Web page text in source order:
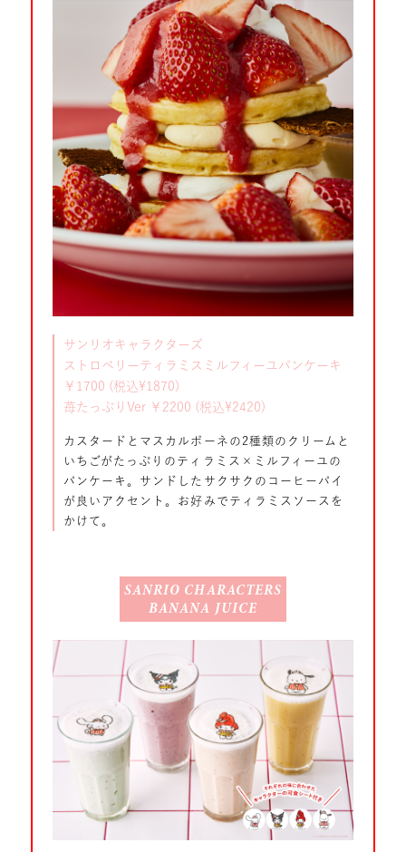
サンリオキャラクターズ
ストロベリーティラミスミルフィーユパンケーキ
￥1700 (税込¥1870)
苺たっぷりVer ￥2200 (税込¥2420)
カスタードとマスカルポーネの2種類のクリームと
いちごがたっぷりのティラミス×ミルフィーユの
パンケーキ。サンドしたサクサクのコーヒーパイ
が良いアクセント。お好みでティラミスソースを
かけて。
SANRIO CHARACTERS
BANANA JUICE